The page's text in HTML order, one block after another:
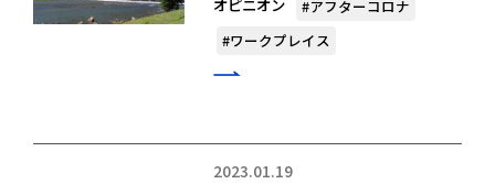
#アフターコロナ
#ワークプレイス
2023.01.19